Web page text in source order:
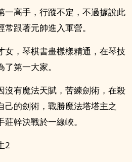
一高手，行蹤不定，不過據說此
跟著元帥進入軍營。
女，琴棋書畫樣樣精通，在琴技
第一大家。
沒有魔法天賦，苦練劍術，在殺
己的劍術，戰勝魔法塔塔主之
幹決戰於一線峽。
2